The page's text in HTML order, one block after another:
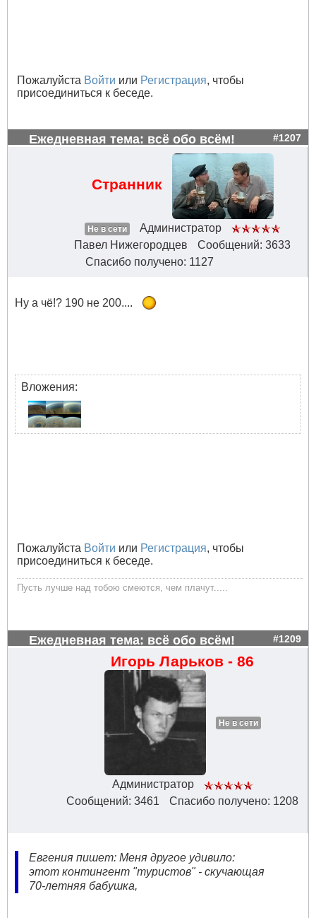
Пожалуйста Войти или Регистрация, чтобы
присоединиться к беседе.
Ежедневная тема: всё обо всём! #1207
Странник
Не в сети
Администратор
Павел Нижегородцев
Сообщений: 3633
Спасибо получено: 1127
Ну а чё!? 190 не 200....
Вложения:
Пожалуйста Войти или Регистрация, чтобы
присоединиться к беседе.
Пусть лучше над тобою смеются, чем плачут.....
Ежедневная тема: всё обо всём! #1209
Игорь Ларьков - 86
Не в сети
Администратор
Сообщений: 3461
Спасибо получено: 1208
Евгения пишет: Меня другое удивило:
этот контингент "туристов" - скучающая
70-летняя бабушка,